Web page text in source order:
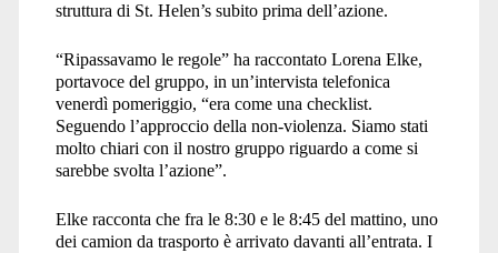
struttura di St. Helen’s subito prima dell’azione.
“Ripassavamo le regole” ha raccontato Lorena Elke,
portavoce del gruppo, in un’intervista telefonica
venerdì pomeriggio, “era come una checklist.
Seguendo l’approccio della non-violenza. Siamo stati
molto chiari con il nostro gruppo riguardo a come si
sarebbe svolta l’azione”.
Elke racconta che fra le 8:30 e le 8:45 del mattino, uno
dei camion da trasporto è arrivato davanti all’entrata. I